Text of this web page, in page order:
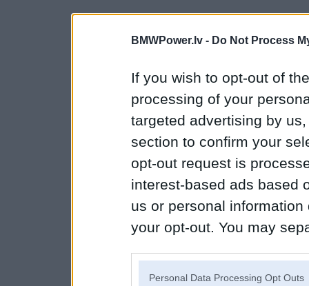
BMWPower.lv - Do Not Process
If you wish to opt-out of
processing of your
targeted advertising by
section to confirm your
opt-out request is
interest-based ads based
us or personal
your opt-out. You may
Personal Data Processing Opt Outs